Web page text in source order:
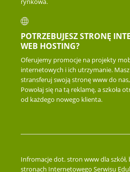
POTRZEBUJESZ STRONĘ
WEB HOSTING?
Oferujemy promocje na projekty
internetowych i ich utrzymanie.
stransferuj swoją stronę www do
Powołaj się na tą reklamę, a szkoła
od każdego nowego klienta.
Infromacje dot. stron www dla
stronach Internetowego Serwisu